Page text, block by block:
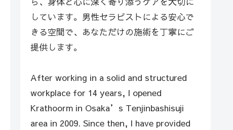
しています。男性セラピストによる安心で
きる空間で、あなただけの施術を丁寧にご
提供します。
After working in a solid and structured
workplace for 14 years, I opened
Krathoorm in Osaka’s Tenjinbashisuji
area in 2009. Since then, I have provided